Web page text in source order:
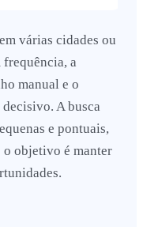
várias cidades ou
frequência, a
manual e o
A busca
e pontuais,
o objetivo é manter